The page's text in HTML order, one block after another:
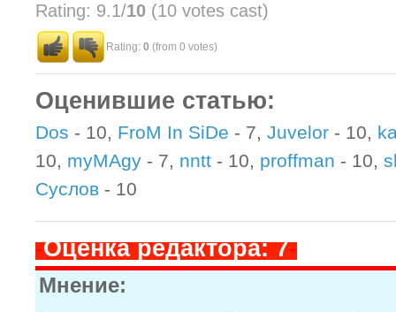
Rating: 9.1/10 (10 votes cast)
Rating: 0 (from 0 votes)
Оценившие статью:
Dos - 10, FroM In SiDe - 7, Juvelor - 10,
10, myMAgy - 7, nntt - 10, proffman - 10,
Суслов - 10
-Оценка редактора: 7-
Мнение: